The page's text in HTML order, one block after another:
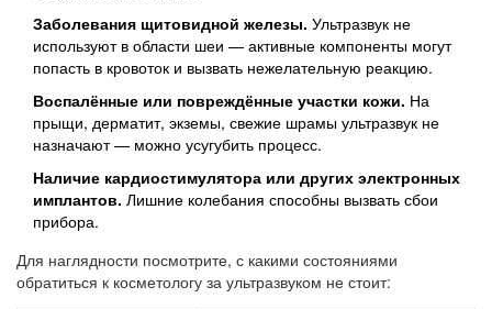
Заболевания щитовидной железы. Ультразвук не
используют в области шеи — активные компоненты могут
попасть в кровоток и вызвать нежелательную реакцию.
Воспалённые или повреждённые участки кожи. На
прыщи, дерматит, экземы, свежие шрамы ультразвук не
назначают — можно усугубить процесс.
Наличие кардиостимулятора или других электронных
имплантов. Лишние колебания способны вызвать сбои
прибора.
Для наглядности посмотрите, с какими состояниями
обратиться к косметологу за ультразвуком не стоит: